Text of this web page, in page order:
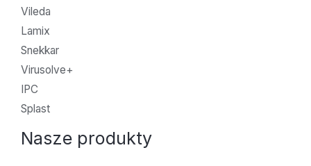
Vileda
Lamix
Snekkar
Virusolve+
IPC
Splast
Nasze produkty